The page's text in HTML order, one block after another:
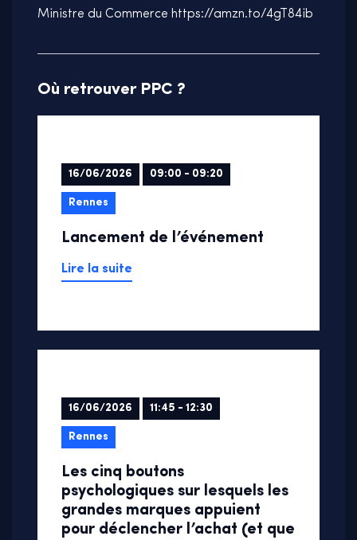
Ministre du Commerce https://amzn.to/4gT84ib
Où retrouver PPC ?
16/06/2026 09:00 - 09:20
Rennes
Lancement de l’événement
Lire la suite
16/06/2026 11:45 - 12:30
Rennes
Les cinq boutons
psychologiques sur lesquels les
grandes marques appuient
pour déclencher l’achat (et que